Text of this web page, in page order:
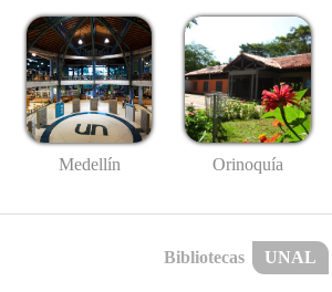
Medellín Orinoquía
Bibliotecas UNAL